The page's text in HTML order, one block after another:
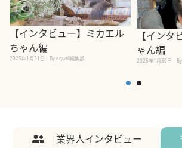
【インタビュー】ミカエル
ちゃん編
2025年1月31日 By equall編集部
【インタ
ゃん編
2025年1月30日
業界人インタビュー